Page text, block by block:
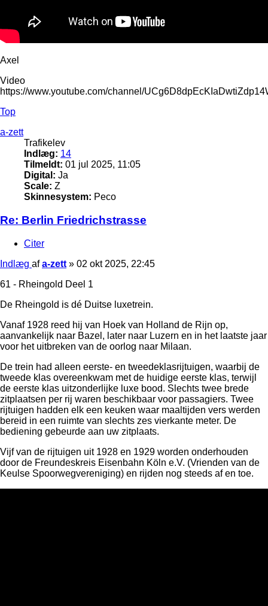
Axel
Video
https://www.youtube.com/channel/
Top
a-zett
Trafikelev
Indlæg: 14
Tilmeldt: 01 jul 2025, 11:05
Digital: Ja
Scale: Z
Skinnesystem: Peco
Re: Berlin Friedrichstrasse
Citer
Indlæg afa-zett » 02 okt 2025, 22:45
61 - Rheingold Deel 1
De Rheingold is dé Duitse luxetrein.
Vanaf 1928 reed hij van Hoek van Holland de Rijn op,
aanvankelijk naar Bazel, later naar Luzern en in het laatste jaar
voor het uitbreken van de oorlog naar Milaan.
De trein had alleen eerste- en tweedeklasrijtuigen, waarbij de
tweede klas overeenkwam met de huidige eerste klas, terwijl
de eerste klas uitzonderlijke luxe bood. Slechts twee brede
zitplaatsen per rij waren beschikbaar voor passagiers. Twee
rijtuigen hadden elk een keuken waar maaltijden vers werden
bereid in een ruimte van slechts zes vierkante meter. De
bediening gebeurde aan uw zitplaats.
Vijf van de rijtuigen uit 1928 en 1929 worden onderhouden
door de Freundeskreis Eisenbahn Köln e.V. (Vrienden van de
Keulse Spoorwegvereniging) en rijden nog steeds af en toe.